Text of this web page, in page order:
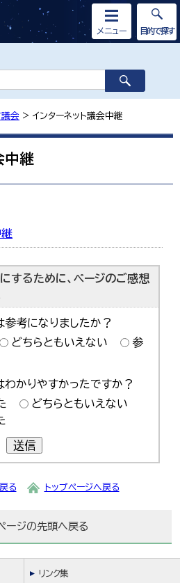
メニュー 目的で探す
会 > インターネット議会中継
中継
継
するために、ページのご感想
参考になりましたか？
どちらともいえない
参
わかりやすかったですか？
どちらともいえない
送信
る トップページへ戻る
ージの先頭へ戻る
リンク集